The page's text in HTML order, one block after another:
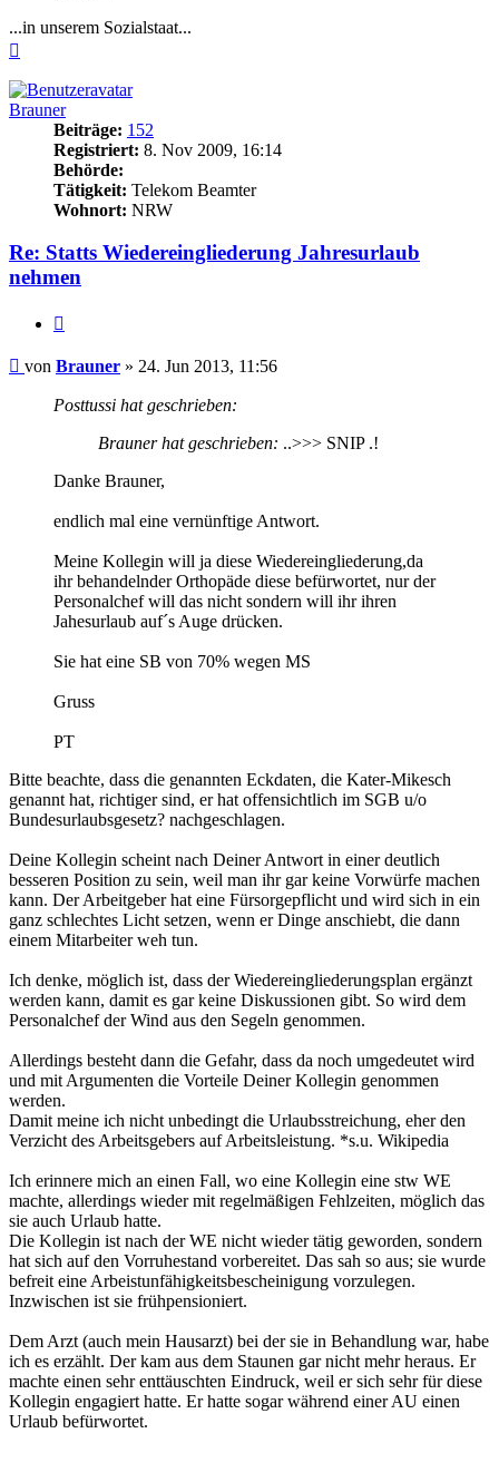
...in unserem Sozialstaat...
Brauner
Beiträge: 152
Registriert: 8. Nov 2009, 16:14
Behörde:
Tätigkeit: Telekom Beamter
Wohnort: NRW
Re: Statts Wiedereingliederung Jahresurlaub
nehmen
Beitrag
von Brauner » 24. Jun 2013, 11:56
Posttussi hat geschrieben:
Brauner hat geschrieben: ..>>> SNIP .!
Danke Brauner,
endlich mal eine vernünftige Antwort.
Meine Kollegin will ja diese Wiedereingliederung,da
ihr behandelnder Orthopäde diese befürwortet, nur der
Personalchef will das nicht sondern will ihr ihren
Jahesurlaub auf´s Auge drücken.
Sie hat eine SB von 70% wegen MS
Gruss
PT
Bitte beachte, dass die genannten Eckdaten, die Kater-Mikesch
genannt hat, richtiger sind, er hat offensichtlich im SGB u/o
Bundesurlaubsgesetz? nachgeschlagen.
Deine Kollegin scheint nach Deiner Antwort in einer deutlich
besseren Position zu sein, weil man ihr gar keine Vorwürfe machen
kann. Der Arbeitgeber hat eine Fürsorgepflicht und wird sich in ein
ganz schlechtes Licht setzen, wenn er Dinge anschiebt, die dann
einem Mitarbeiter weh tun.
Ich denke, möglich ist, dass der Wiedereingliederungsplan ergänzt
werden kann, damit es gar keine Diskussionen gibt. So wird dem
Personalchef der Wind aus den Segeln genommen.
Allerdings besteht dann die Gefahr, dass da noch umgedeutet wird
und mit Argumenten die Vorteile Deiner Kollegin genommen
werden.
Damit meine ich nicht unbedingt die Urlaubsstreichung, eher den
Verzicht des Arbeitsgebers auf Arbeitsleistung. *s.u. Wikipedia
Ich erinnere mich an einen Fall, wo eine Kollegin eine stw WE
machte, allerdings wieder mit regelmäßigen Fehlzeiten, möglich das
sie auch Urlaub hatte.
Die Kollegin ist nach der WE nicht wieder tätig geworden, sondern
hat sich auf den Vorruhestand vorbereitet. Das sah so aus; sie wurde
befreit eine Arbeistunfähigkeitsbescheinigung vorzulegen.
Inzwischen ist sie frühpensioniert.
Dem Arzt (auch mein Hausarzt) bei der sie in Behandlung war, habe
ich es erzählt. Der kam aus dem Staunen gar nicht mehr heraus. Er
machte einen sehr enttäuschten Eindruck, weil er sich sehr für diese
Kollegin engagiert hatte. Er hatte sogar während einer AU einen
Urlaub befürwortet.